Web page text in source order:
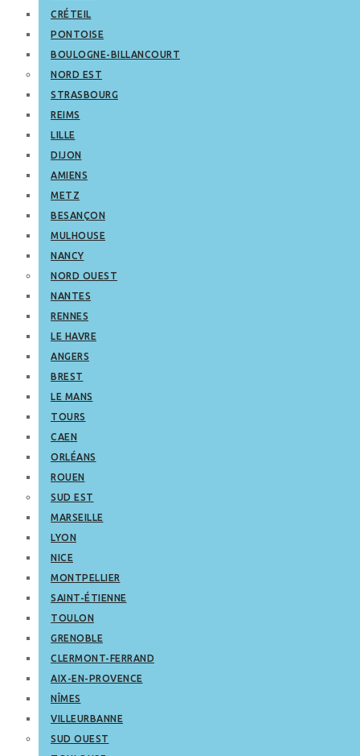
CRÉTEIL
PONTOISE
BOULOGNE-BILLANCOURT
NORD EST
STRASBOURG
REIMS
LILLE
DIJON
AMIENS
METZ
BESANÇON
MULHOUSE
NANCY
NORD OUEST
NANTES
RENNES
LE HAVRE
ANGERS
BREST
LE MANS
TOURS
CAEN
ORLÉANS
ROUEN
SUD EST
MARSEILLE
LYON
NICE
MONTPELLIER
SAINT-ÉTIENNE
TOULON
GRENOBLE
CLERMONT-FERRAND
AIX-EN-PROVENCE
NÎMES
VILLEURBANNE
SUD OUEST